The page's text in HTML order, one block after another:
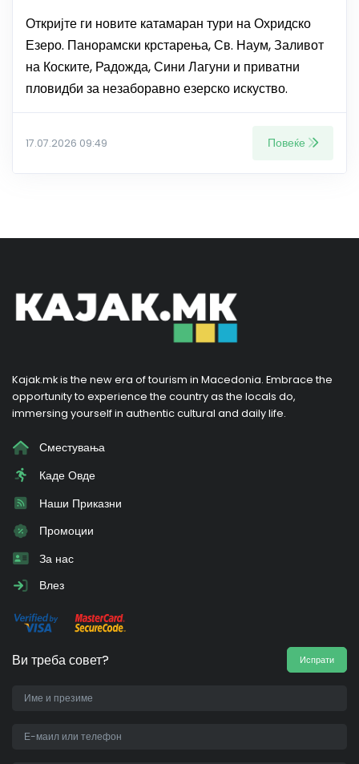
Откријте ги новите катамаран тури на Охридско
Езеро. Панорамски крстарења, Св. Наум, Заливот
на Коските, Радожда, Сини Лагуни и приватни
пловидби за незаборавно езерско искуство.
17.07.2026 09:49 Повеќе
Kajak.mk is the new era of tourism in Macedonia. Embrace the
opportunity to experience the country as the locals do,
immersing yourself in authentic cultural and daily life.
Сместувања
Каде Овде
Наши Приказни
Промоции
За нас
Влез
Ви треба совет? Испрати